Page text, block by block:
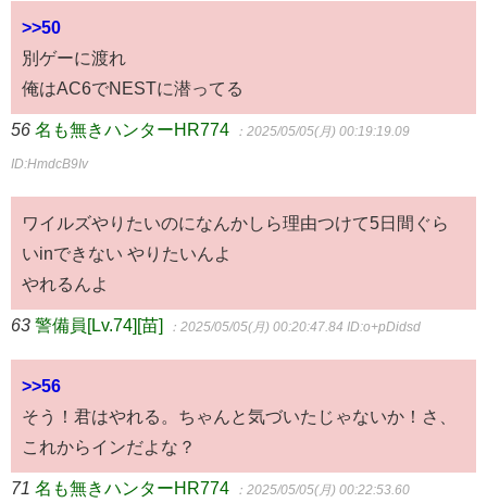
>>50
別ゲーに渡れ
俺はAC6でNESTに潜ってる
56 名も無きハンターHR774 ：2025/05/05(月) 00:19:19.09
ID:HmdcB9Iv
ワイルズやりたいのになんかしら理由つけて5日間ぐら
いinできない やりたいんよ
やれるんよ
63 警備員[Lv.74][苗] ：2025/05/05(月) 00:20:47.84 ID:o+pDidsd
>>56
そう！君はやれる。ちゃんと気づいたじゃないか！さ、
これからインだよな？
71 名も無きハンターHR774 ：2025/05/05(月) 00:22:53.60